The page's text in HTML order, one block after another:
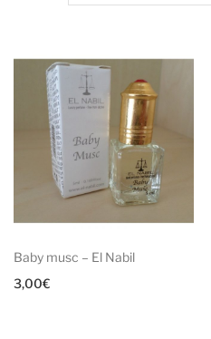
Baby musc – El Nabil
3,00€